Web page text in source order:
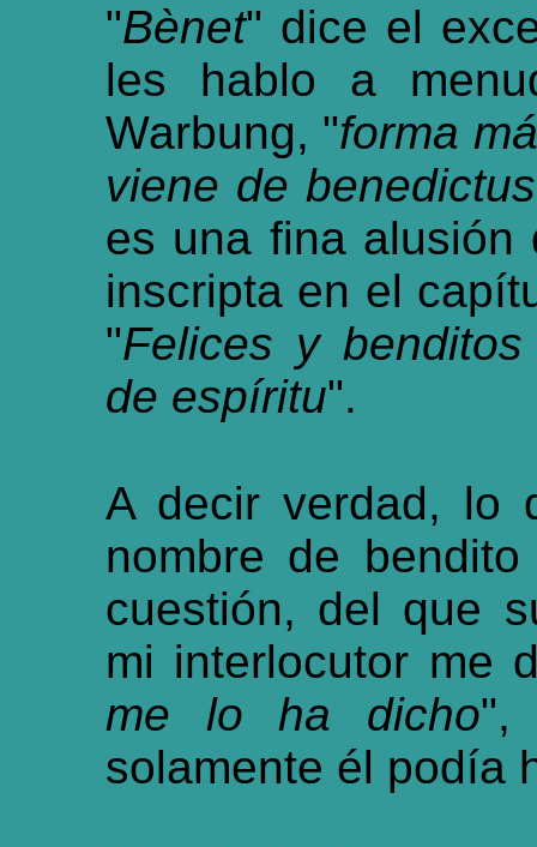
"Bènet" dice el
les hablo a
Warbung, "forma
viene de benedictus
es una fina alusión
inscripta en el
"Felices y benditos
de espíritu".
A decir verdad, lo
nombre de
cuestión, del que
mi interlocutor me
me lo ha dicho",
solamente él podía